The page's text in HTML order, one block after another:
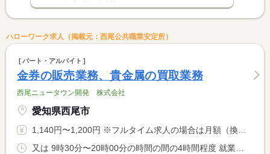
ハローワーク求人（掲載元：西尾公共職業安定所）
パート・アルバイト
金券の販売業務、貴金属の買取業務
西尾ニュータウン開発 株式会社
愛知県西尾市
1,140円〜1,200円 ※フルタイム求人の場合は月額（換算額）、パート求人の場合は時間額を表示しています。